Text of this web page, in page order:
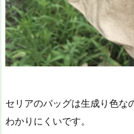
セリアのバッグは生成り色な
わかりにくいです。